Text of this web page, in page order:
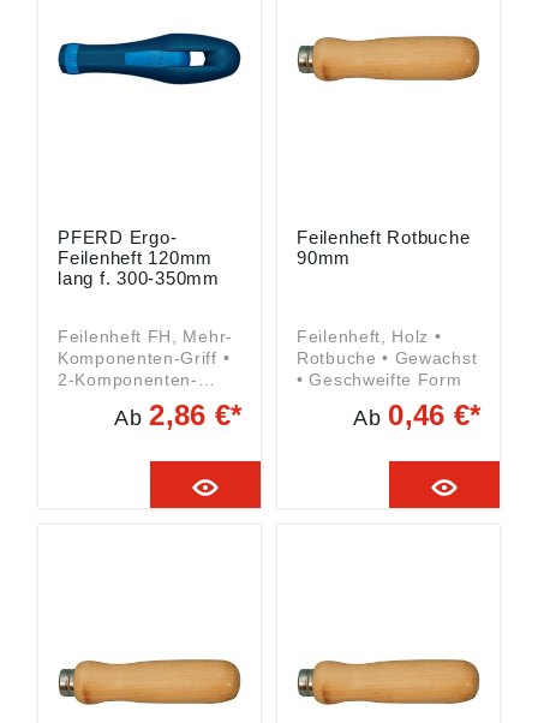
om
PFERD Ergo-
Feilenheft 120mm
lang f. 300-350mm
Feilenheft FH, Mehr-
Komponenten-Griff •
2-Komponenten-
Kunststoffgriff • Mit
Abrollschutz und
Angaben gemäß
Produktsicherheitsver
ordnung ((EU)
om
Ab2,86 €*
Feilenheft Rotbuche
90mm
Feilenheft, Holz •
Rotbuche • Gewachst
• Geschweifte Form
Ab 0,46 €*